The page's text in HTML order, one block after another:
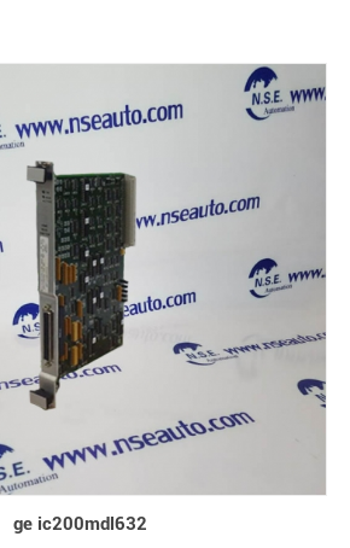
ge ic200mdl632